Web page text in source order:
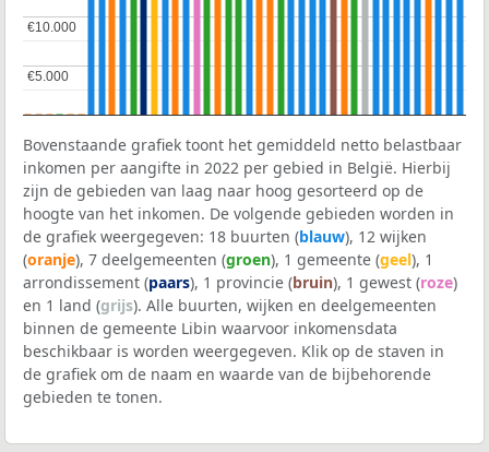
€5.000
€5.000
€10.000
€10.000
Bovenstaande grafiek toont het gemiddeld netto belastbaar
inkomen per aangifte in 2022 per gebied in België. Hierbij
zijn de gebieden van laag naar hoog gesorteerd op de
hoogte van het inkomen. De volgende gebieden worden in
de grafiek weergegeven: 18 buurten (blauw), 12 wijken
(oranje), 7 deelgemeenten (groen), 1 gemeente (geel), 1
arrondissement (paars), 1 provincie (bruin), 1 gewest (roze)
en 1 land (grijs). Alle buurten, wijken en deelgemeenten
binnen de gemeente Libin waarvoor inkomensdata
beschikbaar is worden weergegeven. Klik op de staven in
de grafiek om de naam en waarde van de bijbehorende
gebieden te tonen.